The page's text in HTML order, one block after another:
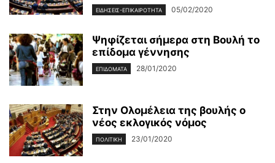
ΕΙΔΉΣΕΙΣ-ΕΠΙΚΑΙΡΌΤΗΤΑ 05/02/2020
Ψηφίζεται σήμερα στη Βουλή το
επίδομα γέννησης
ΕΠΙΔΌΜΑΤΑ 28/01/2020
Στην Ολομέλεια της βουλής ο
νέος εκλογικός νόμος
ΠΟΛΙΤΙΚΉ 23/01/2020